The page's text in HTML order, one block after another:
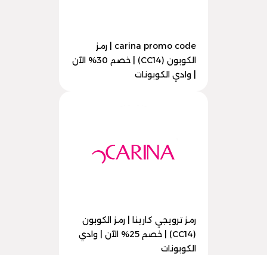
carina promo code | رمز
الكوبون (CC14) | خصم 30% الآن
| وادي الكوبونات
رمز ترويجي كارينا | رمز الكوبون
(CC14) | خصم 25% الآن | وادي
الكوبونات